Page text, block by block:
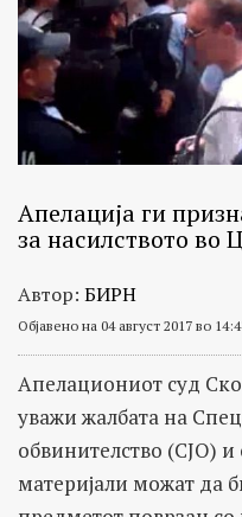
Апелација ги
за насилството во
Автор: БИРН
Објавено на 04 август 2017 во
Апелациониот суд
уважи жалбата на
обвинителство (СЈО)
материјали можат да